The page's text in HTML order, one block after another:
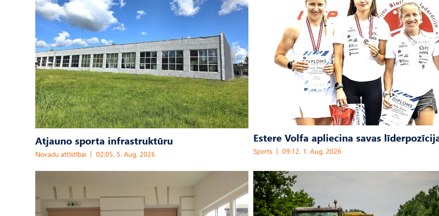
Atjauno sporta infrastruktūru
Novadu attīstībai 02:05, 5. Aug, 2026
Estere Volfa apliecina savas
Sports 09:12, 1. Aug, 2026